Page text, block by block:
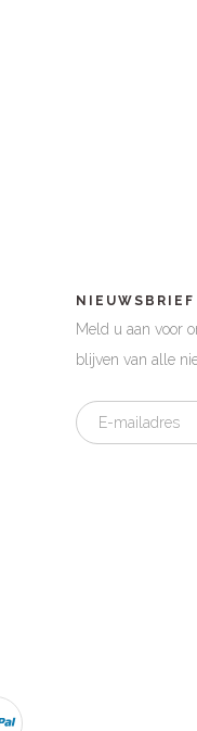
NIEUWSBRIEF
Meld u aan voor
blijven van alle